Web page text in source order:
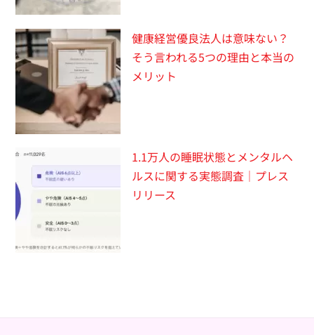
健康経営優良法人は意味ない？
そう言われる5つの理由と本当の
メリット
1.1万人の睡眠状態とメンタルヘ
ルスに関する実態調査｜プレス
リリース